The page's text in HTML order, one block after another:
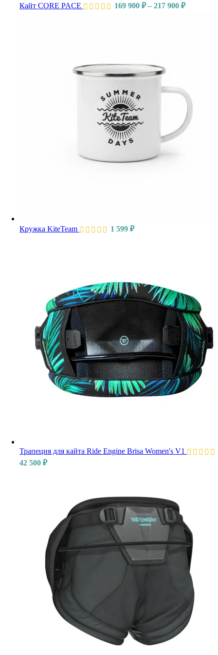
Кайт CORE PACE 169 900 ₽ – 217 900 ₽Диапазон
Кружка KiteTeam 1 599 ₽
Трапеция для кайта Ride Engine Brisa Women's V1
42 500 ₽